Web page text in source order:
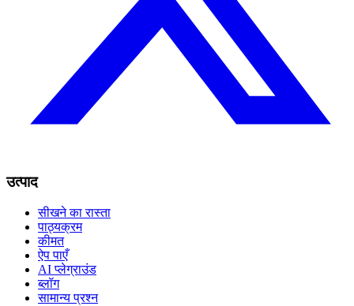
उत्पाद
सीखने का रास्ता
पाठ्यक्रम
कीमत
ऐप पाएँ
AI प्लेग्राउंड
ब्लॉग
सामान्य प्रश्न